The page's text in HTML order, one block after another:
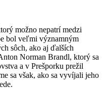
možno nepatrí medzi
bol veľmi významným
sôch, ako aj ďalších
Norman Brandl, ktorý sa
a v Prešporku prežil
sa však, ako sa vyvíjali jeho